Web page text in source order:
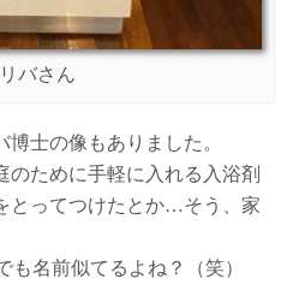
バさん
士の像もありました。
のために手軽に入れる入浴剤
とってつけたとか…そう、家
も名前似てるよね？（笑）